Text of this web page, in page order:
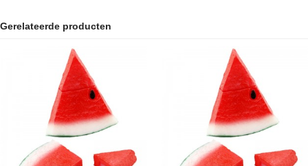
Gerelateerde producten